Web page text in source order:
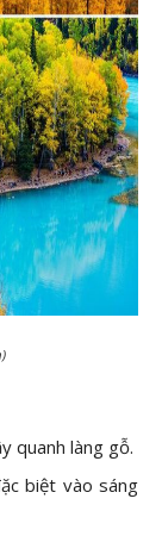
quanh làng gỗ.
biệt vào sáng